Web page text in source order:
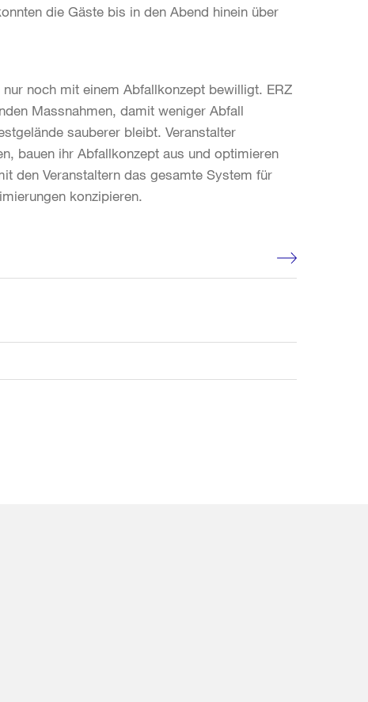
die Gäste bis in den Abend hinein über
noch mit einem Abfallkonzept bewilligt. ERZ
Massnahmen, damit weniger Abfall
sauberer bleibt. Veranstalter
bauen ihr Abfallkonzept aus und optimieren
den Veranstaltern das gesamte System für
konzipieren.